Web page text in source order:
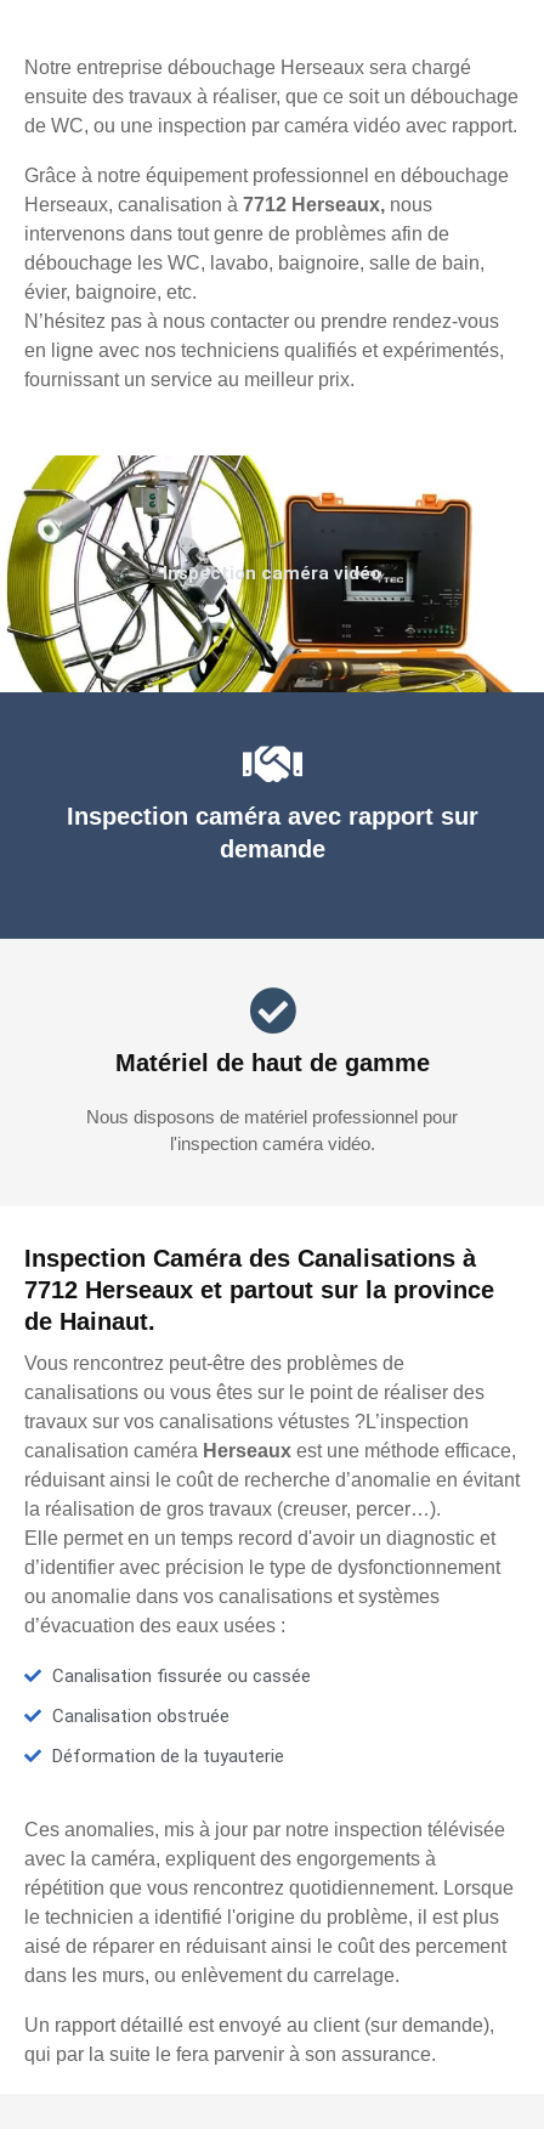
Notre entreprise débouchage Herseaux sera chargé
ensuite des travaux à réaliser, que ce soit un débouchage
de WC, ou une inspection par caméra vidéo avec rapport.
Grâce à notre équipement professionnel en débouchage
Herseaux, canalisation à 7712 Herseaux, nous
intervenons dans tout genre de problèmes afin de
débouchage les WC, lavabo, baignoire, salle de bain,
évier, baignoire, etc.
N’hésitez pas à nous contacter ou prendre rendez-vous
en ligne avec nos techniciens qualifiés et expérimentés,
fournissant un service au meilleur prix.
Inspection Caméra des Canalisations à
7712 Herseaux et partout sur la province
de Hainaut.
Vous rencontrez peut-être des problèmes de
canalisations ou vous êtes sur le point de réaliser des
travaux sur vos canalisations vétustes ?L’inspection
canalisation caméra Herseaux est une méthode efficace,
réduisant ainsi le coût de recherche d’anomalie en évitant
la réalisation de gros travaux (creuser, percer…).
Elle permet en un temps record d'avoir un diagnostic et
d’identifier avec précision le type de dysfonctionnement
ou anomalie dans vos canalisations et systèmes
d’évacuation des eaux usées :
Canalisation fissurée ou cassée
Canalisation obstruée
Déformation de la tuyauterie
Ces anomalies, mis à jour par notre inspection télévisée
avec la caméra, expliquent des engorgements à
répétition que vous rencontrez quotidiennement. Lorsque
le technicien a identifié l'origine du problème, il est plus
aisé de réparer en réduisant ainsi le coût des percement
dans les murs, ou enlèvement du carrelage.
Un rapport détaillé est envoyé au client (sur demande),
qui par la suite le fera parvenir à son assurance.
Inspection caméra avec rapport sur
demande
Matériel de haut de gamme
Nous disposons de matériel professionnel pour
l'inspection caméra vidéo.
Inspection caméra vidéo